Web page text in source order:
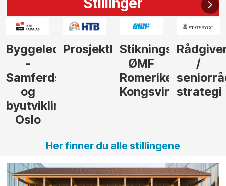
ProsjektlederStikningsingeniør
Kongsvinger
Rådgiver
/
seniorrådgiver
strategi
til
i Gulen
Her finner du alle stillingene